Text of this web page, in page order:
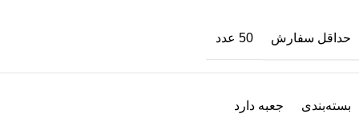
حداقل سفارش 50 عدد
بسته‌بندی جعبه دارد